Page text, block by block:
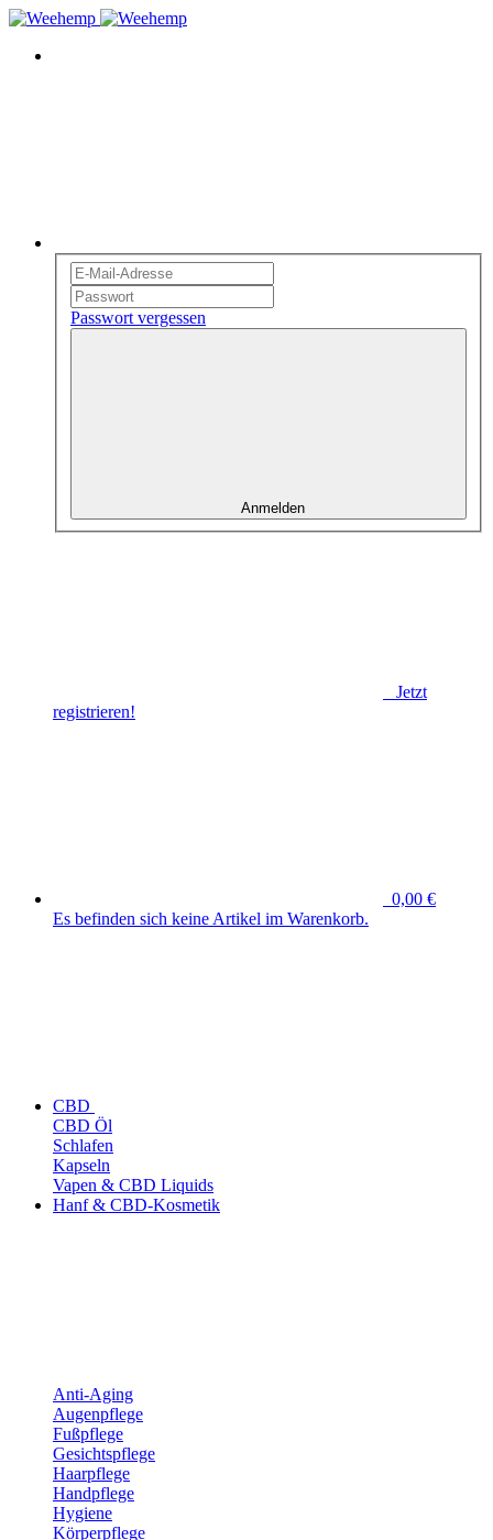
Passwort vergessen
Anmelden
Jetzt
registrieren!
0,00 €
Es befinden sich keine Artikel im Warenkorb.
CBD
CBD Öl
Schlafen
Kapseln
Vapen & CBD Liquids
Hanf & CBD-Kosmetik
Anti-Aging
Augenpflege
Fußpflege
Gesichtspflege
Haarpflege
Handpflege
Hygiene
Körperpflege